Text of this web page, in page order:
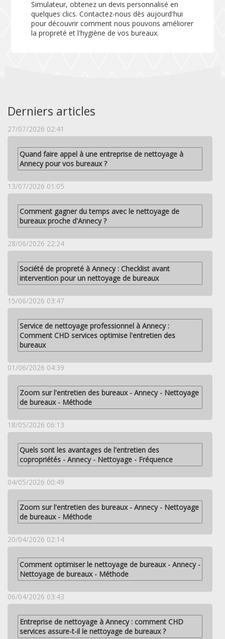
Simulateur, obtenez un devis personnalisé en
quelques clics. Contactez-nous dès aujourd'hui
pour découvrir comment nous pouvons améliorer
la propreté et l'hygiène de vos bureaux.
Derniers articles
27/07/2026 02:41
Quand faire appel à une entreprise de nettoyage à
Annecy pour vos bureaux ?
13/07/2026 01:05
Comment gagner du temps avec le nettoyage de
bureaux proche d'Annecy ?
28/06/2026 22:24
Société de propreté à Annecy : Checklist avant
intervention pour un nettoyage de bureaux
15/06/2026 03:47
Service de nettoyage professionnel à Annecy :
Comment CHD services optimise l'entretien des
bureaux
01/06/2026 04:39
Zoom sur l'entretien des bureaux - Annecy - Nettoyage
de bureaux - Méthode
18/05/2026 06:13
Quels sont les avantages de l'entretien des
copropriétés - Annecy - Nettoyage - Fréquence
04/05/2026 00:49
Zoom sur l'entretien des bureaux - Annecy - Nettoyage
de bureaux - Méthode
20/04/2026 02:14
Comment optimiser le nettoyage de bureaux - Annecy -
Nettoyage de bureaux - Méthode
06/04/2026 03:43
Entreprise de nettoyage à Annecy : comment CHD
services assure-t-il le nettoyage de bureaux ?